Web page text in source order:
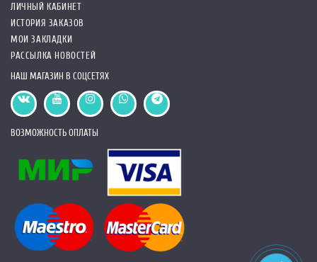
ЛИЧНЫЙ КАБИНЕТ
ИСТОРИЯ ЗАКАЗОВ
МОИ ЗАКЛАДКИ
РАССЫЛКА НОВОСТЕЙ
НАШ МАГАЗИН В СОЦСЕТЯХ
ВОЗМОЖНОСТЬ ОПЛАТЫ